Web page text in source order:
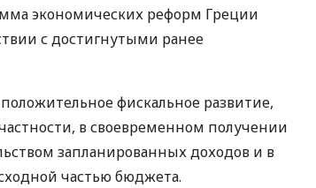
экономических реформ Греции
с достигнутыми ранее
фискальное развитие,
в своевременном получении
запланированных доходов и в
частью бюджета.